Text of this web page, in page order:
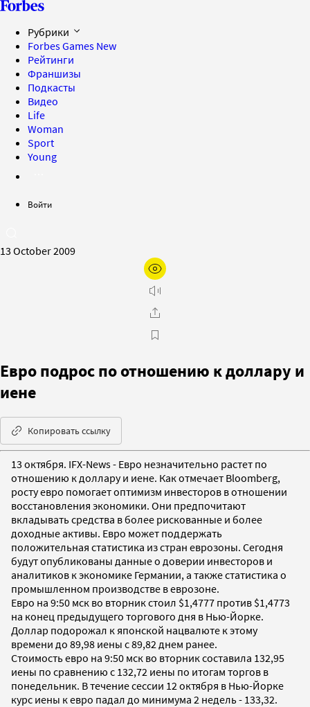
Рубрики
Forbes Games New
Рейтинги
Франшизы
Подкасты
Видео
Life
Woman
Sport
Young
Войти
13 October 2009
Евро подрос по отношению к доллару и
иене
Копировать ссылку
13 октября. IFX-News - Евро незначительно растет по
отношению к доллару и иене. Как отмечает Bloomberg,
росту евро помогает оптимизм инвесторов в отношении
восстановления экономики. Они предпочитают
вкладывать средства в более рискованные и более
доходные активы. Евро может поддержать
положительная статистика из стран еврозоны. Сегодня
будут опубликованы данные о доверии инвесторов и
аналитиков к экономике Германии, а также статистика о
промышленном производстве в еврозоне.
Евро на 9:50 мск во вторник стоил $1,4777 против $1,4773
на конец предыдущего торгового дня в Нью-Йорке.
Доллар подорожал к японской нацвалюте к этому
времени до 89,98 иены с 89,82 днем ранее.
Стоимость евро на 9:50 мск во вторник составила 132,95
иены по сравнению с 132,72 иены по итогам торгов в
понедельник. В течение сессии 12 октября в Нью-Йорке
курс иены к евро падал до минимума 2 недель - 133,32.